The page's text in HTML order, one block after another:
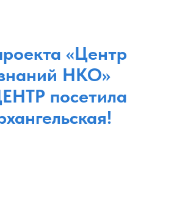
«Центр
НКО»
посетила